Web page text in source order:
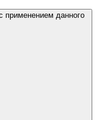
применением данного